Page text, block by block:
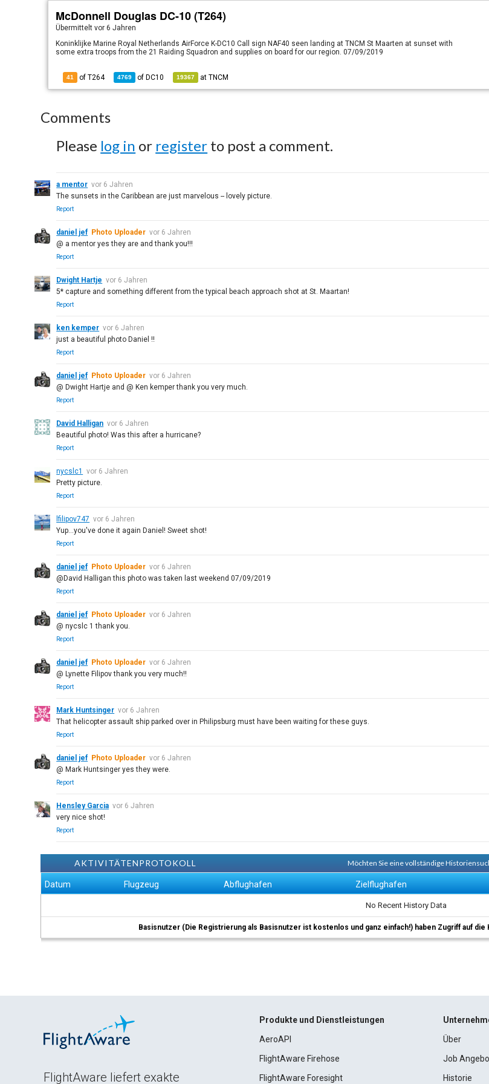
McDonnell Douglas DC-10 (T264)
Übermitteltvor 6 Jahren
Koninklijke Marine Royal Netherlands AirForce K-DC10 Call sign NAF40 seen landing at TNCM St Maarten at sunset with
some extra troops from the 21 Raiding Squadron and supplies on board for our region. 07/09/2019
41 of T264 4769 of DC10 19367 atTNCM
Comments
Please log in or register to post a comment.
a mentor vor 6 Jahren
The sunsets in the Caribbean are just marvelous -- lovely picture.
Report
daniel jef Photo Uploader vor 6 Jahren
@ a mentor yes they are and thank you!!!
Report
Dwight Hartje vor 6 Jahren
5* capture and something different from the typical beach approach shot at St. Maartan!
Report
ken kemper vor 6 Jahren
just a beautiful photo Daniel !!
Report
daniel jef Photo Uploader vor 6 Jahren
@ Dwight Hartje and @ Ken kemper thank you very much.
Report
David Halligan vor 6 Jahren
Beautiful photo! Was this after a hurricane?
Report
nycslc1
vor 6 Jahren
Pretty picture.
Report
lfilipov747 vor 6 Jahren
Yup...you've done it again Daniel! Sweet shot!
Report
daniel jef Photo Uploader vor 6 Jahren
@David Halligan this photo was taken last weekend 07/09/2019
Report
daniel jef Photo Uploader vor 6 Jahren
@ nycslc 1 thank you.
Report
daniel jef Photo Uploader vor 6 Jahren
@ Lynette Filipov thank you very much!!
Report
Mark Huntsinger vor 6 Jahren
That helicopter assault ship parked over in Philipsburg must have been waiting for these guys.
Report
daniel jef Photo Uploader vor 6 Jahren
@ Mark Huntsinger yes they were.
Report
Hensley Garcia vor 6 Jahren
very nice shot!
Report
AKTIVITÄTENPROTOKOLL Möchten Sie eine vollständige
Datum Flugzeug Abflughafen Zielflughafen
No Recent History Data
Basisnutzer (Die Registrierung als Basisnutzer ist kostenlos und ganz einfach!) haben Zugriff auf
FlightAware liefert exakte
Produkte und Dienstleistungen
AeroAPI
FlightAware Firehose
FlightAware Foresight
Über
Job
Historie